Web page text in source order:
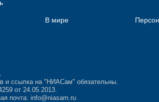
В мире
и ссылка на "НИАСам" обязательны.
от 24.05.2013.
почта: info@niasam.ru